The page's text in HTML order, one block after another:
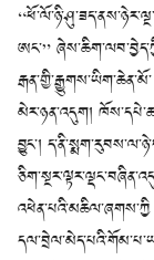
ཨང་”
མེར་ཉན་འདུག།
བྱུང་།
འཕེན་པའི་མཆིལ་ཞགས་ཀྱི